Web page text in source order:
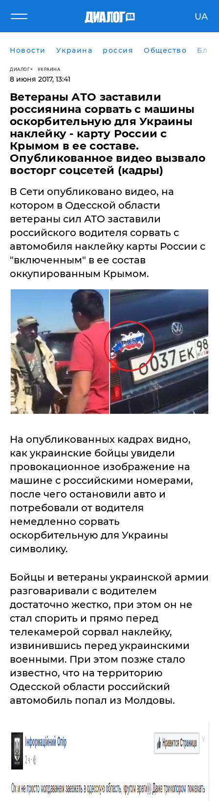
UA
Новости Украина россия Общество
ДИАЛОГ УКРАИНА
8 июня 2017, 13:41
Ветераны АТО заставили
россиянина сорвать с машины
оскорбительную для Украины
наклейку - карту России с
Крымом в ее составе.
Опубликованное видео вызвало
восторг соцсетей (кадры)
В Сети опубликовано видео, на
котором в Одесской области
ветераны сил АТО заставили
российского водителя сорвать с
автомобиля наклейку карты России с
"включенным" в ее состав
оккупированным Крымом.
На опубликованных кадрах видно,
как украинские бойцы увидели
провокационное изображение на
машине с российскими номерами,
после чего остановили авто и
потребовали от водителя
немедленно сорвать
оскорбительную для Украины
символику.
Бойцы и ветераны украинской армии
разговаривали с водителем
достаточно жестко, при этом он не
стал спорить и прямо перед
телекамерой сорвал наклейку,
извинившись перед украинскими
военными. При этом позже стало
известно, что на территорию
Одесской области российский
автомобиль попал из Молдовы.